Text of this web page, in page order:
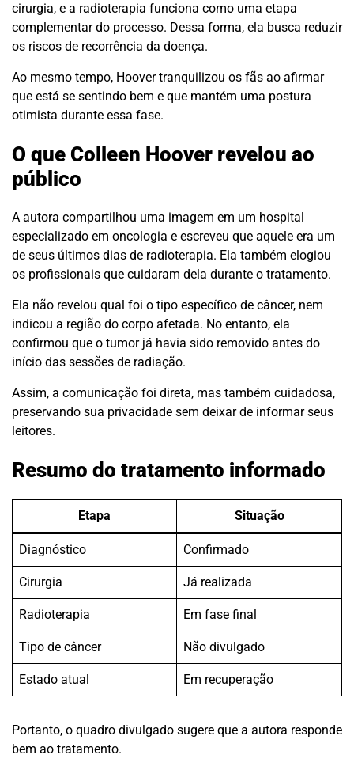
cirurgia, e a radioterapia funciona como uma etapa
complementar do processo. Dessa forma, ela busca reduzir
os riscos de recorrência da doença.
Ao mesmo tempo, Hoover tranquilizou os fãs ao afirmar
que está se sentindo bem e que mantém uma postura
otimista durante essa fase.
O que Colleen Hoover revelou ao
público
A autora compartilhou uma imagem em um hospital
especializado em oncologia e escreveu que aquele era um
de seus últimos dias de radioterapia. Ela também elogiou
os profissionais que cuidaram dela durante o tratamento.
Ela não revelou qual foi o tipo específico de câncer, nem
indicou a região do corpo afetada. No entanto, ela
confirmou que o tumor já havia sido removido antes do
início das sessões de radiação.
Assim, a comunicação foi direta, mas também cuidadosa,
preservando sua privacidade sem deixar de informar seus
leitores.
Resumo do tratamento informado
Etapa Situação
Diagnóstico Confirmado
Cirurgia Já realizada
Radioterapia Em fase final
Tipo de câncer Não divulgado
Estado atual Em recuperação
Portanto, o quadro divulgado sugere que a autora responde
bem ao tratamento.